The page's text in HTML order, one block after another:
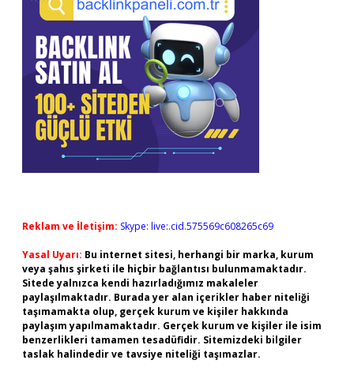
Reklam ve İletişim: Skype: live:.cid.575569c608265c69
Yasal Uyarı: Bu internet sitesi, herhangi bir marka, kurum
veya şahıs şirketi ile hiçbir bağlantısı bulunmamaktadır.
Sitede yalnızca kendi hazırladığımız makaleler
paylaşılmaktadır. Burada yer alan içerikler haber niteliği
taşımamakta olup, gerçek kurum ve kişiler hakkında
paylaşım yapılmamaktadır. Gerçek kurum ve kişiler ile isim
benzerlikleri tamamen tesadüfidir. Sitemizdeki bilgiler
taslak halindedir ve tavsiye niteliği taşımazlar.